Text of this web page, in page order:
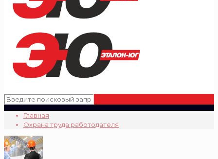
Главная
Охрана труда работодателя